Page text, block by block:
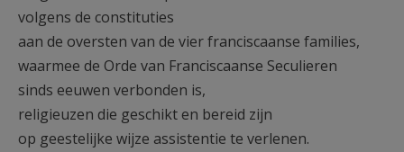
volgens de constituties
aan de oversten van de vier franciscaanse families,
waarmee de Orde van Franciscaanse Seculieren
sinds eeuwen verbonden is,
religieuzen die geschikt en bereid zijn
op geestelijke wijze assistentie te verlenen.